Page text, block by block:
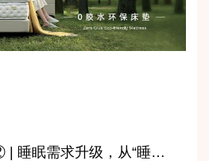
宜奥白皮书解读② | 睡眠需求升级，从“睡得着”迈向“持续健康眠”